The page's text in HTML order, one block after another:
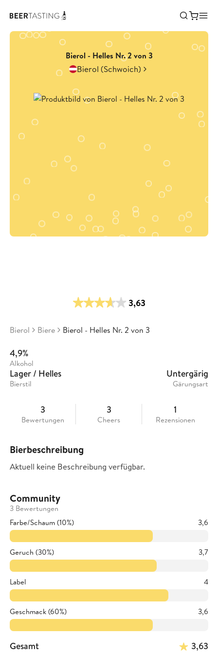
Bierol - Helles Nr. 2 von 3
Bierol (Schwoich)
3,63
Bierol Biere Bierol - Helles Nr. 2 von 3
4,9%
Alkohol
Lager / Helles
Bierstil
Untergärig
Gärungsart
3
Bewertungen
3
Cheers
1
Rezensionen
Bierbeschreibung
Aktuell keine Beschreibung verfügbar.
Community
3 Bewertungen
Farbe/Schaum (10%)
3,6
Geruch (30%) 3,7
Label 4
Geschmack (60%) 3,6
Gesamt 3,63